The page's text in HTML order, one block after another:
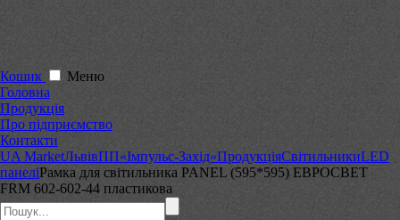
Кошик
Меню
Головна
Продукція
Про підприємство
Контакти
UA MarketЛьвівПП«Імпульс-Захід»ПродукціяСвітильникиLED
панеліРамка для світильника PANEL (595*595) ЕВРОСВЕТ
FRM 602-602-44 пластикова